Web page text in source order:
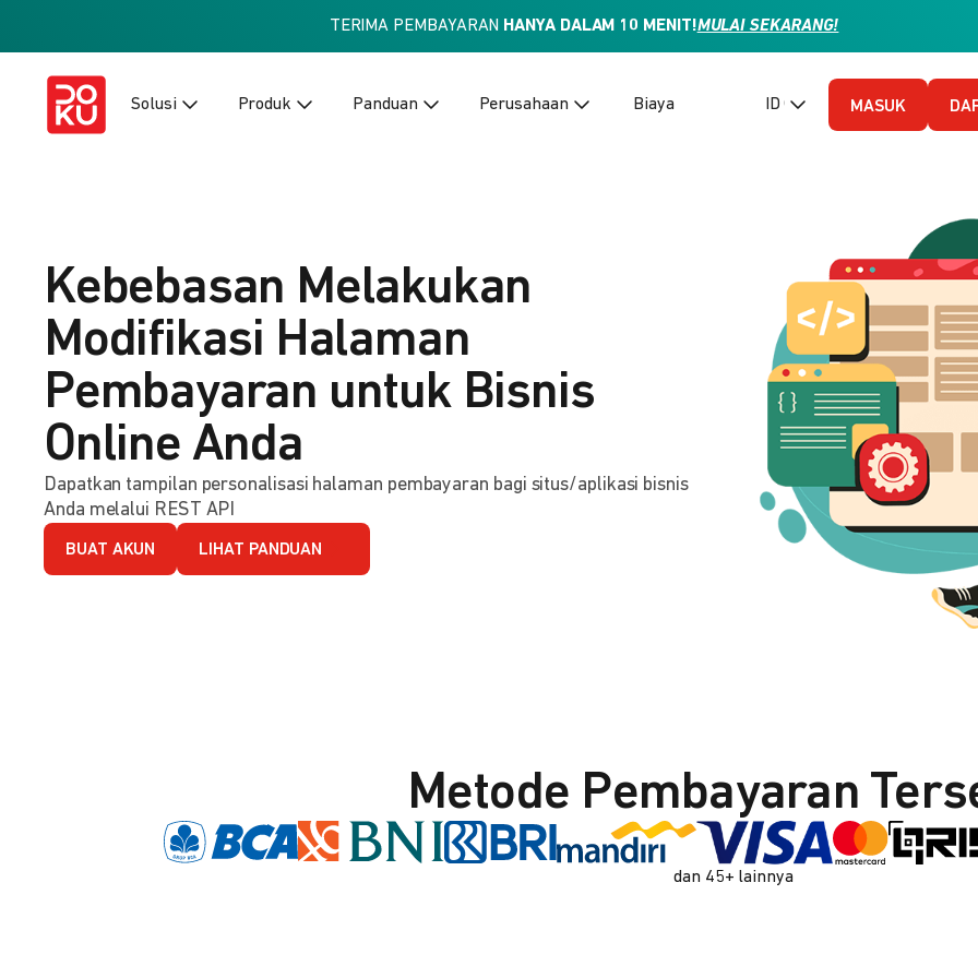
TERIMA PEMBAYARAN HANYA DALAM 10 MENIT!MULAI SEKARANG!
Solusi Produk Panduan Perusahaan Biaya ID (Bahasa Indonesia)
MASUK
Kebebasan Melakukan
Modifikasi Halaman
Pembayaran untuk Bisnis
Online Anda
Dapatkan tampilan personalisasi halaman pembayaran bagi situs/aplikasi bisnis
Anda melalui REST API
BUAT AKUN LIHAT PANDUAN
Metode Pembayaran
dan 45+ lainnya